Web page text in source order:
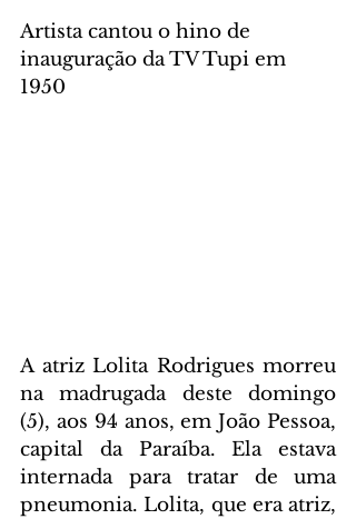
Artista cantou o hino de
inauguração da TV Tupi em
1950
A atriz Lolita Rodrigues morreu
na madrugada deste domingo
(5), aos 94 anos, em João Pessoa,
capital da Paraíba. Ela estava
internada para tratar de uma
pneumonia. Lolita, que era atriz,